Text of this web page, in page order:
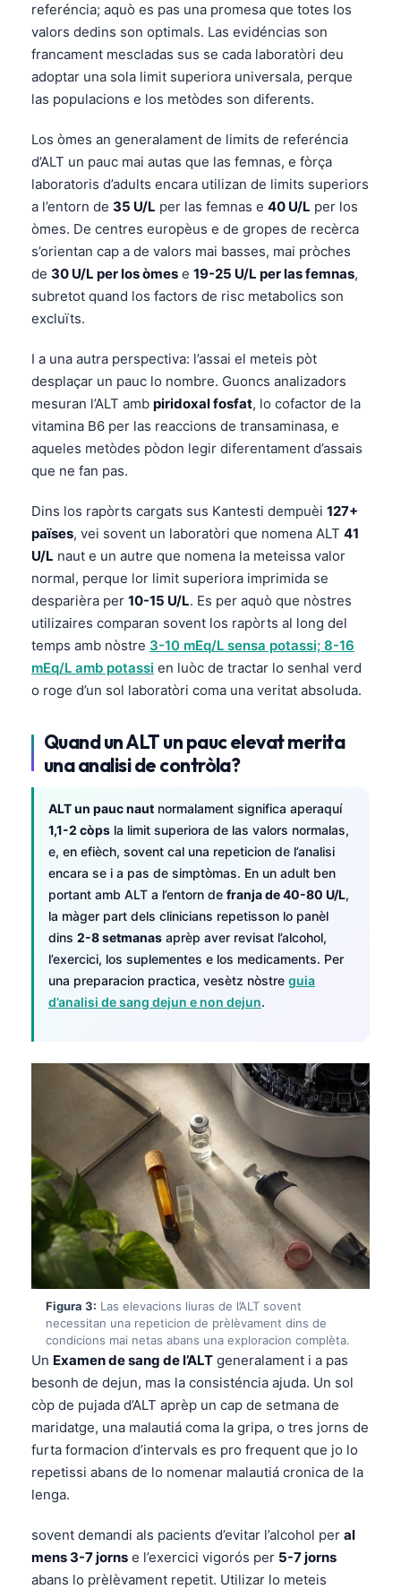
referéncia; aquò es pas una promesa que totes los
valors dedins son optimals. Las evidéncias son
francament mescladas sus se cada laboratòri deu
adoptar una sola limit superiora universala, perque
las populacions e los metòdes son diferents.
Los òmes an generalament de limits de referéncia
d’ALT un pauc mai autas que las femnas, e fòrça
laboratoris d’adults encara utilizan de limits superiors
a l’entorn de 35 U/L per las femnas e 40 U/L per los
òmes. De centres europèus e de gropes de recèrca
s’orientan cap a de valors mai basses, mai pròches
de 30 U/L per los òmes e 19-25 U/L per las femnas,
subretot quand los factors de risc metabolics son
excluïts.
I a una autra perspectiva: l’assai el meteis pòt
desplaçar un pauc lo nombre. Guoncs analizadors
mesuran l’ALT amb piridoxal fosfat, lo cofactor de la
vitamina B6 per las reaccions de transaminasa, e
aqueles metòdes pòdon legir diferentament d’assais
que ne fan pas.
Dins los rapòrts cargats sus Kantesti dempuèi 127+
païses, vei sovent un laboratòri que nomena ALT 41
U/L naut e un autre que nomena la meteissa valor
normal, perque lor limit superiora imprimida se
desparièra per 10-15 U/L. Es per aquò que nòstres
utilizaires comparan sovent los rapòrts al long del
temps amb nòstre 3-10 mEq/L sensa potassi; 8-16
mEq/L amb potassi en luòc de tractar lo senhal verd
o roge d’un sol laboratòri coma una veritat absoluda.
Quand un ALT un pauc elevat merita
una analisi de contròla?
ALT un pauc naut normalament significa aperaquí
1,1-2 còps la limit superiora de las valors normalas,
e, en efièch, sovent cal una repeticion de l’analisi
encara se i a pas de simptòmas. En un adult ben
portant amb ALT a l’entorn de franja de 40-80 U/L,
la màger part dels clinicians repetisson lo panèl
dins 2-8 setmanas aprèp aver revisat l’alcohol,
l’exercici, los suplementes e los medicaments. Per
una preparacion practica, vesètz nòstre guia
d’analisi de sang dejun e non dejun.
Figura 3: Las elevacions liuras de l’ALT sovent
necessitan una repeticion de prèlèvament dins de
condicions mai netas abans una exploracion complèta.
Un Examen de sang de l’ALT generalament i a pas
besonh de dejun, mas la consisténcia ajuda. Un sol
còp de pujada d’ALT aprèp un cap de setmana de
maridatge, una malautiá coma la gripa, o tres jorns de
furta formacion d’intervals es pro frequent que jo lo
repetissi abans de lo nomenar malautiá cronica de la
lenga.
sovent demandi als pacients d’evitar l’alcohol per al
mens 3-7 jorns e l’exercici vigorós per 5-7 jorns
abans lo prèlèvament repetit. Utilizar lo meteis